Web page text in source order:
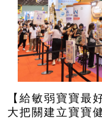
【給敏弱寶寶最
大把關建立寶寶